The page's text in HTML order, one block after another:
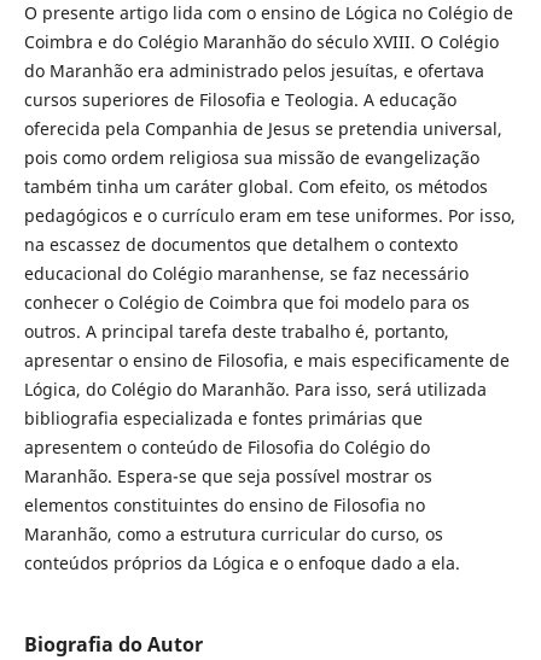
O presente artigo lida com o ensino de Lógica no Colégio de
Coimbra e do Colégio Maranhão do século XVIII. O Colégio
do Maranhão era administrado pelos jesuítas, e ofertava
cursos superiores de Filosofia e Teologia. A educação
oferecida pela Companhia de Jesus se pretendia universal,
pois como ordem religiosa sua missão de evangelização
também tinha um caráter global. Com efeito, os métodos
pedagógicos e o currículo eram em tese uniformes. Por isso,
na escassez de documentos que detalhem o contexto
educacional do Colégio maranhense, se faz necessário
conhecer o Colégio de Coimbra que foi modelo para os
outros. A principal tarefa deste trabalho é, portanto,
apresentar o ensino de Filosofia, e mais especificamente de
Lógica, do Colégio do Maranhão. Para isso, será utilizada
bibliografia especializada e fontes primárias que
apresentem o conteúdo de Filosofia do Colégio do
Maranhão. Espera-se que seja possível mostrar os
elementos constituintes do ensino de Filosofia no
Maranhão, como a estrutura curricular do curso, os
conteúdos próprios da Lógica e o enfoque dado a ela.
Biografia do Autor